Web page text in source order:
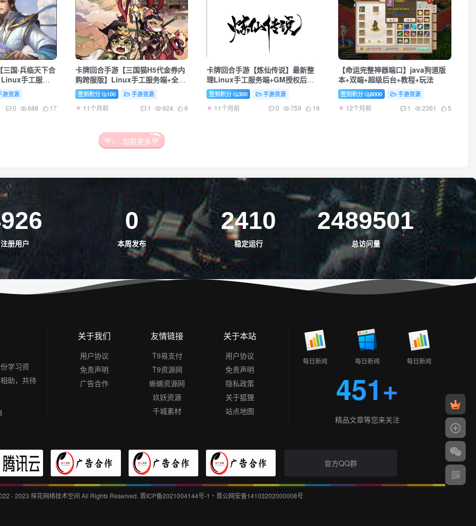
国·兵临天下合
手工服务
权后台+简易安
程+视频教程
游资源
0 688 17
卡牌回合手游【三国猫H5代金券内
购跨服版】Linux手工服务端+全套
源码+管理后台+GM授权后台+简易
安卓客户端+详细搭建教程+视频教
程
签到积分 100 手游资源
11个月前 1 924 6
卡牌回合手游【炼仙传说】最新整
理Linux手工服务端+GM授权后台
+安卓苹果双端+详细搭建教程+视频
教程
签到积分 300 手游资源
11个月前 0 759 19
【命运完整神器端口】java狗道版
本+双端+超级后台+教程+玩法
签到积分 8000 手游资源
12个月前 1 2361 5
加载更多
注册用户
0
本周发布
2410
稳定运行
2489501
总访问量
学习资
助，共待
关于我们
用户协议
免责声明
广告合作
友情链接
T9易支付
T9资源网
蜥蜴资源网
玖妖资源
千城素材
关于本站
用户协议
免责声明
隐私政策
关于狐狸
站点地图
每日新闻 每日新闻 每日新闻
451+
精品文章等您来关注
官方QQ群
- 2023 探花网络技术空间 All Rights Reserved. 晋ICP备2021004144号-1 ・ 晋公网安备14103202000008号